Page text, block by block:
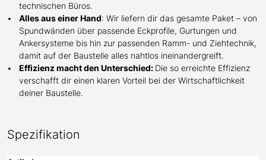
technischen Büros.
Alles aus einer Hand: Wir liefern dir das gesamte Paket – von
Spundwänden über passende Eckprofile, Gurtungen und
Ankersysteme bis hin zur passenden Ramm- und Ziehtechnik,
damit auf der Baustelle alles nahtlos ineinandergreift.
Effizienz macht den Unterschied: Die so erreichte Effizienz
verschafft dir einen klaren Vorteil bei der Wirtschaftlichkeit
deiner Baustelle.
Spezifikation